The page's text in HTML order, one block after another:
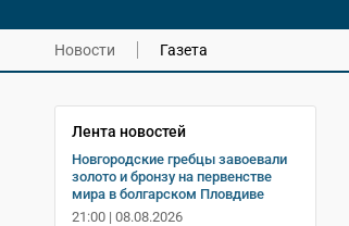
Новости Газета
Лента новостей
Новгородские гребцы завоевали
золото и бронзу на первенстве
мира в болгарском Пловдиве
21:00 | 08.08.2026